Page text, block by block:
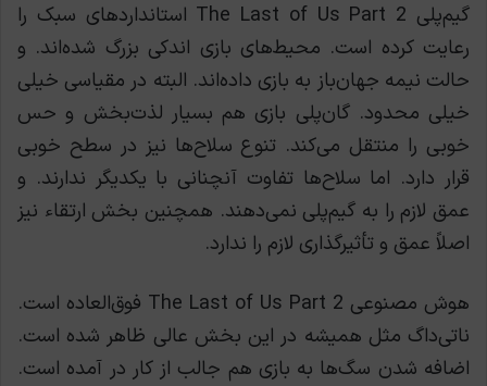
گیم‌پلی The Last of Us Part 2 استانداردهای سبک را
رعایت کرده است. محیط‌های بازی اندکی بزرگ شده‌اند. و
حالت نیمه جهان‌باز به بازی داده‌اند. البته در مقیاسی خیلی
خیلی محدود. گان‌پلی بازی هم بسیار لذت‌بخش و حس
خوبی را منتقل می‌کند. تنوع سلاح‌ها نیز در سطح خوبی
قرار دارد. اما سلاح‌ها تفاوت آنچنانی با یکدیگر ندارند. و
عمق لازم را به گیم‌پلی نمی‌دهند. همچنین بخش ارتقاء نیز
اصلاً عمق و تأثیرگذاری لازم را ندارد.
هوش مصنوعی The Last of Us Part 2 فوق‌العاده است.
ناتی‌داگ مثل همیشه در این بخش عالی ظاهر شده است.
اضافه شدن سگ‌ها به بازی هم جالب از کار در آمده است.